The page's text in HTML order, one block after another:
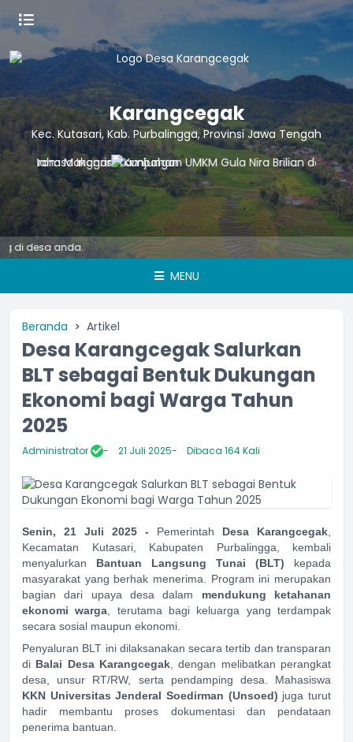
Karangcegak
Kec. Kutasari, Kab. Purbalingga, Provinsi Jawa Tengah
MENU
Beranda Artikel
Desa Karangcegak Salurkan
BLT sebagai Bentuk Dukungan
Ekonomi bagi Warga Tahun
2025
Administrator 21 Juli 2025 Dibaca 164 Kali
Senin, 21 Juli 2025 - Pemerintah Desa Karangcegak
Kecamatan Kutasari, Kabupaten Purbalingga, kembali
menyalurkan Bantuan Langsung Tunai (BLT) kepada
masyarakat yang berhak menerima. Program ini merupakan
bagian dari upaya desa dalam mendukung ketahanan
ekonomi warga , terutama bagi keluarga yang terdampak
secara sosial maupun ekonomi.
Penyaluran BLT ini dilaksanakan secara tertib dan transparan
di Balai Desa Karangcegak , dengan melibatkan perangkat
desa, unsur RT/RW, serta pendamping desa. Mahasiswa
KKN Universitas Jenderal Soedirman (Unsoed) juga turut
hadir membantu proses dokumentasi dan pendataan
penerima bantuan.